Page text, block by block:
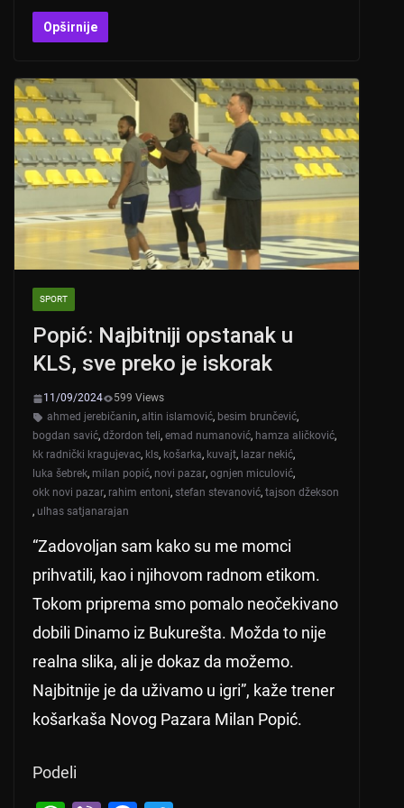
h
at
A
p
p
b
er
b
o
k
Opširnije
SPORT
Popić: Najbitniji opstanak u
KLS, sve preko je iskorak
11/09/2024
599 Views
ahmed jerebičanin, altin islamović, besim brunčević,
bogdan savić, džordon teli, emad numanović, hamza aličković,
kk radnički kragujevac, kls, košarka, kuvajt, lazar nekić,
luka šebrek, milan popić, novi pazar, ognjen miculović,
okk novi pazar, rahim entoni, stefan stevanović, tajson džekson
, ulhas satjanarajan
“Zadovoljan sam kako su me momci
prihvatili, kao i njihovom radnom etikom.
Tokom priprema smo pomalo neočekivano
dobili Dinamo iz Bukurešta. Možda to nije
realna slika, ali je dokaz da možemo.
Najbitnije je da uživamo u igri”, kaže trener
košarkaša Novog Pazara Milan Popić.
Podeli